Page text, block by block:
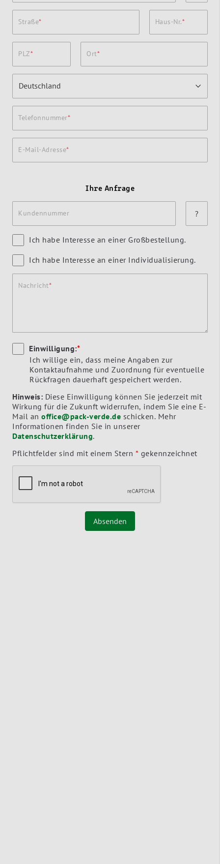
Straße Haus-Nr.
PLZ Ort
Telefonnummer
E-Mail-Adresse
Ihre Anfrage
Kundennummer ?
Ich habe Interesse an einer Großbestellung.
Ich habe Interesse an einer Individualisierung.
Nachricht
Einwilligung:*
Ich willige ein, dass meine Angaben zur
Kontaktaufnahme und Zuordnung für eventuelle
Rückfragen dauerhaft gespeichert werden.
Hinweis: Diese Einwilligung können Sie jederzeit mit
Wirkung für die Zukunft widerrufen, indem Sie eine E-
Mail an office@pack-verde.de
Informationen finden Sie in unserer
Datenschutzerklärung.
Pflichtfelder sind mit einem Stern * gekennzeichnet
Absenden